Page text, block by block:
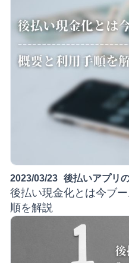
2023/03/23 後払いアプリ
後払い現金化とは今ブ
順を解説